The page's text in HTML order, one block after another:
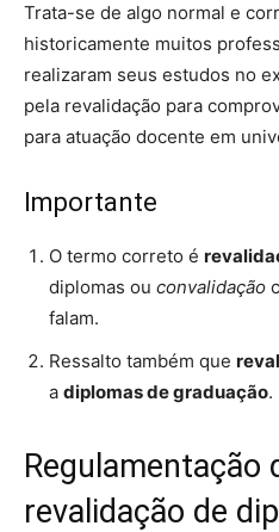
Trata-se de algo normal e
historicamente muitos
realizaram seus estudos no
pela revalidação para
para atuação docente em
Importante
O termo correto é
diplomas ou convalidação
falam.
Ressalto também que
a diplomas de graduação.
Regulamentação
revalidação de